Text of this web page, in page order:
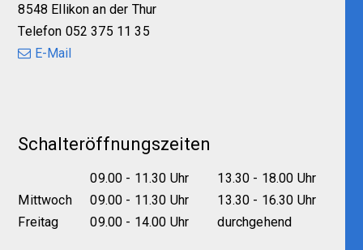
8548 Ellikon an der Thur
Telefon 052 375 11 35
E-Mail
Schalteröffnungszeiten
09.00 - 11.30 Uhr
13.30 - 18.00 Uhr
Mittwoch
09.00 - 11.30 Uhr
13.30 - 16.30 Uhr
Freitag
09.00 - 14.00 Uhr durchgehend